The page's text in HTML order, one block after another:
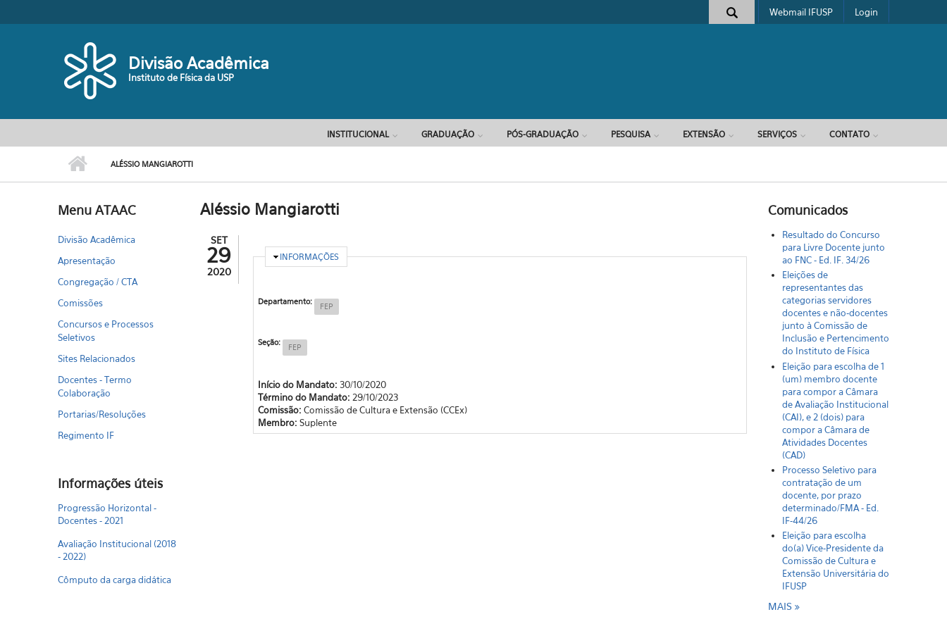
Formulário de busca
Webmail IFUSP Login
Divisão Acadêmica
Instituto de Física da USP
INSTITUCIONAL GRADUAÇÃO PÓS-GRADUAÇÃO PESQUISA EXTENSÃO SERVIÇOS CONTATO
ALÉSSIO MANGIAROTTI
Menu ATAAC
Divisão Acadêmica
Apresentação
Congregação / CTA
Comissões
Concursos e Processos
Seletivos
Sites Relacionados
Docentes - Termo
Colaboração
Portarias/Resoluções
Regimento IF
Informações úteis
Progressão Horizontal -
Docentes - 2021
Avaliação Institucional (2018
- 2022)
Cômputo da carga didática
Aléssio Mangiarotti
SET
29
2020
OCULTAR
INFORMAÇÕES
Departamento: FEP
Seção: FEP
Início do Mandato: 30/10/2020
Término do Mandato: 29/10/2023
Comissão:Comissão de Cultura e Extensão (CCEx)
Membro:Suplente
Comunicados
Resultado do Concurso
para Livre Docente junto
ao FNC - Ed. IF. 34/26
Eleições de
representantes das
categorias servidores
docentes e não-docentes
junto à Comissão de
Inclusão e Pertencimento
do Instituto de Física
Eleição para escolha de 1
(um) membro docente
para compor a Câmara
de Avaliação Institucional
(CAI), e 2 (dois) para
compor a Câmara de
Atividades Docentes
(CAD)
Processo Seletivo para
contratação de um
docente, por prazo
determinado/FMA - Ed.
IF-44/26
Eleição para escolha
do(a) Vice-Presidente da
Comissão de Cultura e
Extensão Universitária do
IFUSP
MAIS